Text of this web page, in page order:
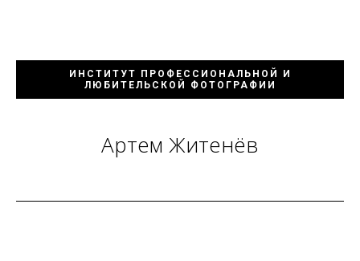
ИНСТИТУТ ПРОФЕССИОНАЛЬНОЙ И
ЛЮБИТЕЛЬСКОЙ ФОТОГРАФИИ
Артем Житенёв